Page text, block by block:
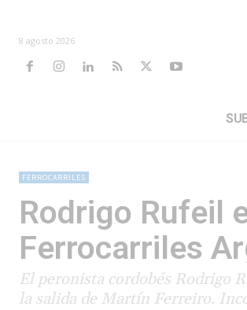
8 agosto 2026
FERROCARRILES
Rodrigo Rufeil
Ferrocarriles
El peronista cordobés Rodrigo
la salida de Martín Ferreiro.